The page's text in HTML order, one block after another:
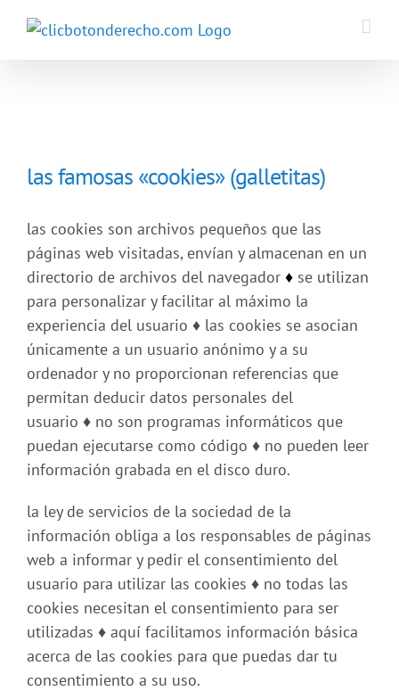
las famosas «cookies» (galletitas)
las cookies son archivos pequeños que las
páginas web visitadas, envían y almacenan en un
directorio de archivos del navegador ♦ se utilizan
para personalizar y facilitar al máximo la
experiencia del usuario ♦ las cookies se asocian
únicamente a un usuario anónimo y a su
ordenador y no proporcionan referencias que
permitan deducir datos personales del
usuario ♦ no son programas informáticos que
puedan ejecutarse como código ♦ no pueden leer
información grabada en el disco duro.
la ley de servicios de la sociedad de la
información obliga a los responsables de páginas
web a informar y pedir el consentimiento del
usuario para utilizar las cookies ♦ no todas las
cookies necesitan el consentimiento para ser
utilizadas ♦ aquí facilitamos información básica
acerca de las cookies para que puedas dar tu
consentimiento a su uso.